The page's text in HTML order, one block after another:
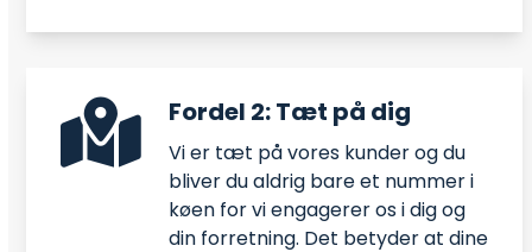
Fordel 2: Tæt på dig
Vi er tæt på vores kunder og du
bliver du aldrig bare et nummer i
køen for vi engagerer os i dig og
din forretning. Det betyder at dine